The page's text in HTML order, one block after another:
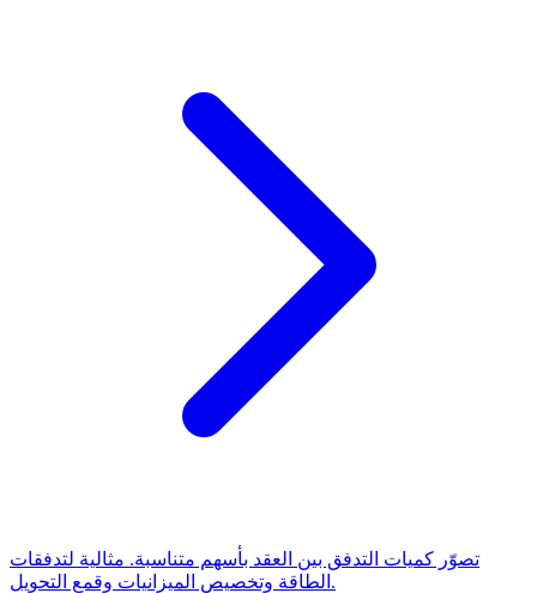
تصوّر كميات التدفق بين العقد بأسهم متناسبة. مثالية لتدفقات
الطاقة وتخصيص الميزانيات وقمع التحويل.